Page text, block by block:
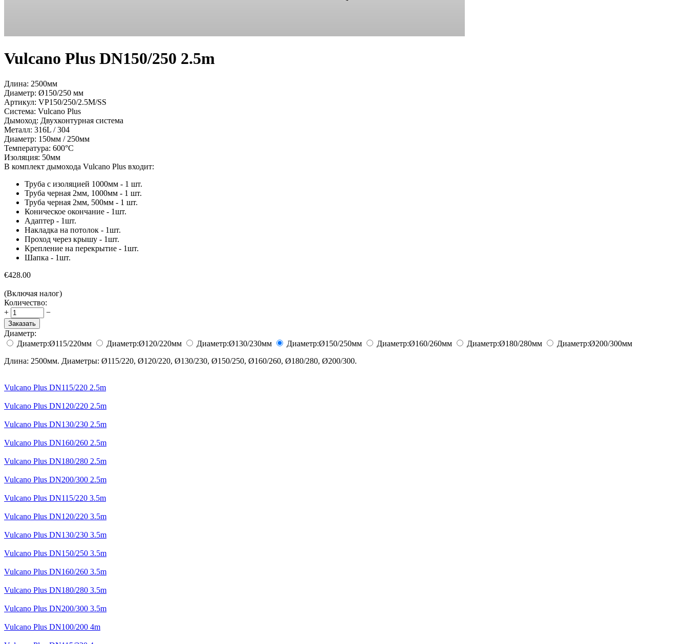
Vulcano Plus DN150/250 2.5m
Длина: 2500мм
Диаметр: Ø150/250 мм
Артикул: VP150/250/2.5M/SS
Система: Vulcano Plus
Дымоход: Двухконтурная система
Металл: 316L / 304
Диаметр: 150мм / 250мм
Температура: 600°С
Изоляция: 50мм
В комплект дымохода Vulcano Plus входит:
Труба c изоляцией 1000мм - 1 шт.
Труба черная 2мм, 1000мм - 1 шт.
Труба черная 2мм, 500мм - 1 шт.
Коническое окончание - 1шт.
Адаптер - 1шт.
Накладка на потолок - 1шт.
Проход через крышу - 1шт.
Крепление на перекрытие - 1шт.
Шапка - 1шт.
€428.00
(Включая налог)
Количество:
+
−
Заказать
Диаметр:
Диаметр:Ø115/220мм Диаметр:Ø120/220мм Диаметр:Ø130/230мм Диаметр:Ø150/250мм Диаметр:Ø160/260мм Диаметр:Ø180/280мм Диаметр:Ø200/300мм
Длина: 2500мм. Диаметры: Ø115/220, Ø120/220, Ø130/230, Ø150/250, Ø160/260, Ø180/280, Ø200/300.
Vulcano Plus DN115/220 2.5m
Vulcano Plus DN120/220 2.5m
Vulcano Plus DN130/230 2.5m
Vulcano Plus DN160/260 2.5m
Vulcano Plus DN180/280 2.5m
Vulcano Plus DN200/300 2.5m
Vulcano Plus DN115/220 3.5m
Vulcano Plus DN120/220 3.5m
Vulcano Plus DN130/230 3.5m
Vulcano Plus DN150/250 3.5m
Vulcano Plus DN160/260 3.5m
Vulcano Plus DN180/280 3.5m
Vulcano Plus DN200/300 3.5m
Vulcano Plus DN100/200 4m